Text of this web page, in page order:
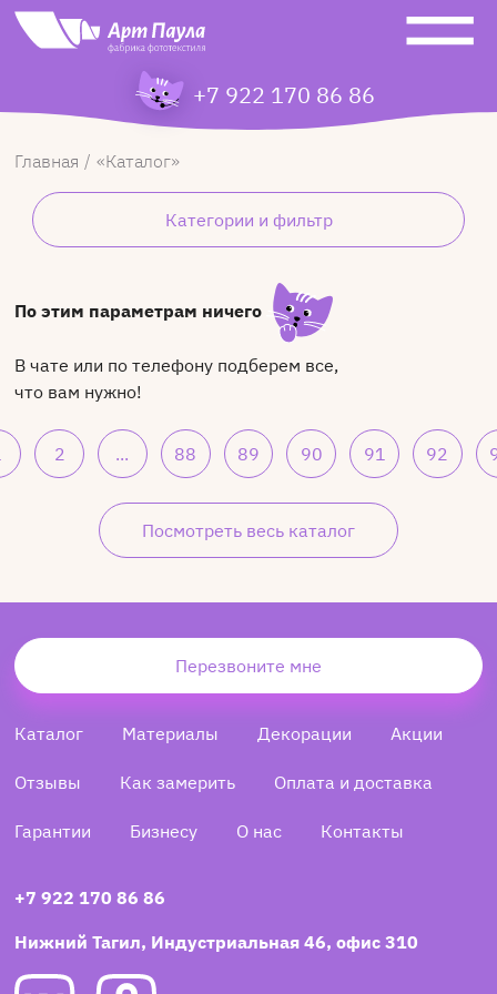
+7 922 170 86 86
Главная Каталог
Категории и фильтр
По этим параметрам ничего
В чате или по телефону подберем все,
что вам нужно!
2 ... 88 89 90 91 92
Посмотреть весь каталог
Перезвоните мне
Каталог Материалы Декорации Акции
Отзывы Как замерить Оплата и доставка
Гарантии Бизнесу О нас Контакты
+7 922 170 86 86
Нижний Тагил, Индустриальная 46, офис 310